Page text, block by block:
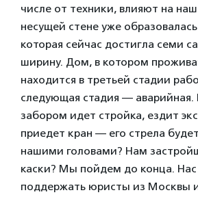
числе от техники, влияют на
несущей стене уже
которая сейчас достигла семи
ширину. Дом, в котором
находится в третьей стадии
следующая стадия — аварийная.
забором идет стройка, ездит
приедет кран — его стрела
нашими головами? Нам
каски? Мы пойдем до конца. Нас
поддержать юристы из Москвы